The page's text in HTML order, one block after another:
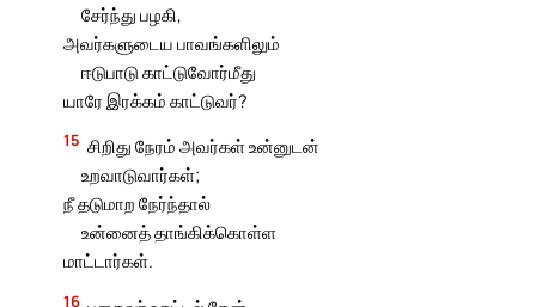
சேர்ந்து பழகி,
அவர்களுடைய பாவங்களிலும்
ஈடுபாடு காட்டுவோர்மீது
யாரே இரக்கம் காட்டுவர்?
15 சிறிது நேரம் அவர்கள் உன்னுடன்
உறவாடுவார்கள்;
நீ தடுமாற நேர்ந்தால்
உன்னைத் தாங்கிக்கொள்ள
மாட்டார்கள்.
16